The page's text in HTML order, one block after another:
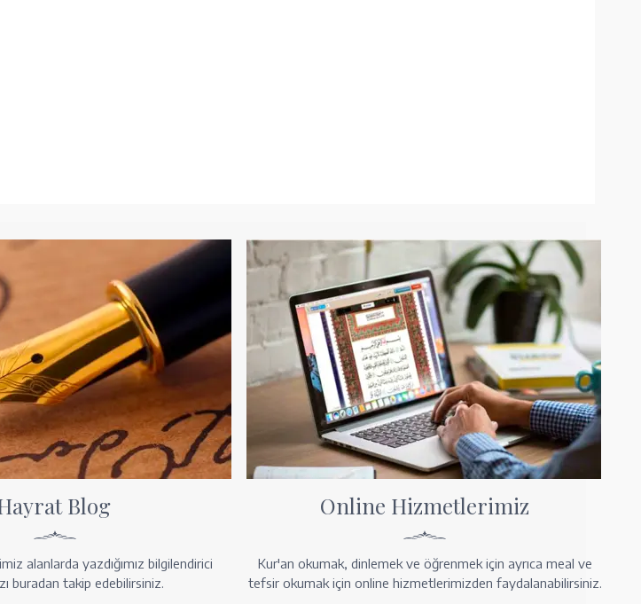
Blog
alanlarda yazdığımız bilgilendirici
buradan takip edebilirsiniz.
Online Hizmetlerimiz
Kur'an okumak, dinlemek ve öğrenmek için ayrıca meal ve
tefsir okumak için online hizmetlerimizden faydalanabilirsiniz.